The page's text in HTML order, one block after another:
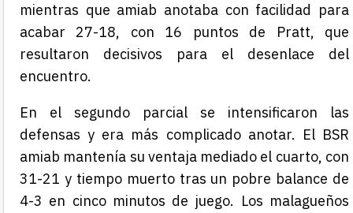
mientras que amiab anotaba con facilidad para
acabar 27-18, con 16 puntos de Pratt, que
resultaron decisivos para el desenlace del
encuentro.
En el segundo parcial se intensificaron las
defensas y era más complicado anotar. El BSR
amiab mantenía su ventaja mediado el cuarto, con
31-21 y tiempo muerto tras un pobre balance de
4-3 en cinco minutos de juego. Los malagueños